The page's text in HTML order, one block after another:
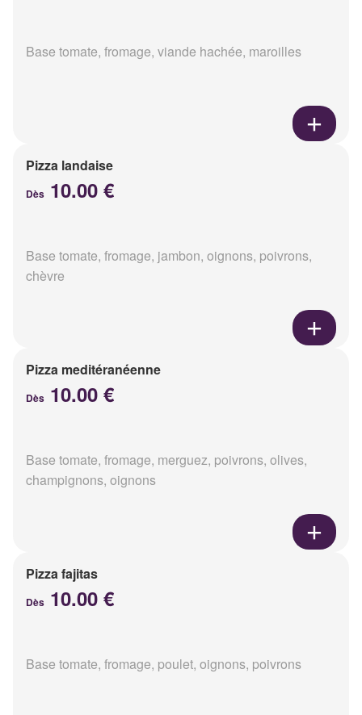
Base tomate, fromage, viande hachée, maroilles
Pizza landaise
Dès 10.00 €
Base tomate, fromage, jambon, oignons, poivrons,
chèvre
Pizza meditéranéenne
Dès 10.00 €
Base tomate, fromage, merguez, poivrons, olives,
champignons, oignons
Pizza fajitas
Dès 10.00 €
Base tomate, fromage, poulet, oignons, poivrons